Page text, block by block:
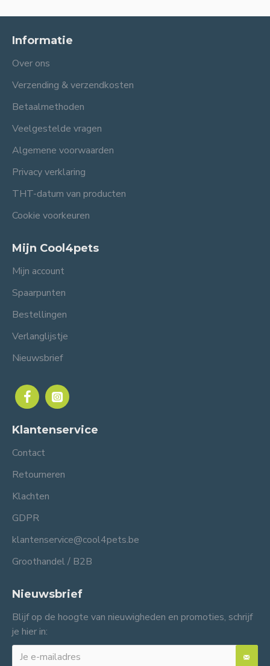
Informatie
Over ons
Verzending & verzendkosten
Betaalmethoden
Veelgestelde vragen
Algemene voorwaarden
Privacy verklaring
THT-datum van producten
Cookie voorkeuren
Mijn Cool4pets
Mijn account
Spaarpunten
Bestellingen
Verlanglijstje
Nieuwsbrief
Klantenservice
Contact
Retourneren
Klachten
GDPR
klantenservice@cool4pets.be
Groothandel / B2B
Nieuwsbrief
Blijf op de hoogte van nieuwigheden en promoties, schrijf
je hier in: